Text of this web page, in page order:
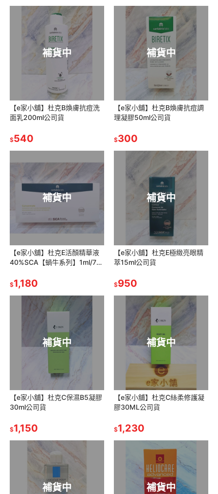
補貨中
【e家小舖】杜克B煥膚抗痘洗
面乳200ml公司貨
$540
補貨中
【e家小舖】杜克B煥膚抗痘調
理凝膠50ml公司貨
$300
補貨中
【e家小舖】杜克E活顏精華液
40%SCA【蝸牛系列】1ml/7支
$1,180
補貨中
【e家小舖】杜克E極緻亮眼精
萃15ml公司貨
$950
補貨中
【e家小舖】杜克C保濕B5凝膠
30ml公司貨
$1,150
補貨中
【e家小舖】杜克C絲柔修護凝
膠30ML公司貨
$1,230
補貨中 補貨中